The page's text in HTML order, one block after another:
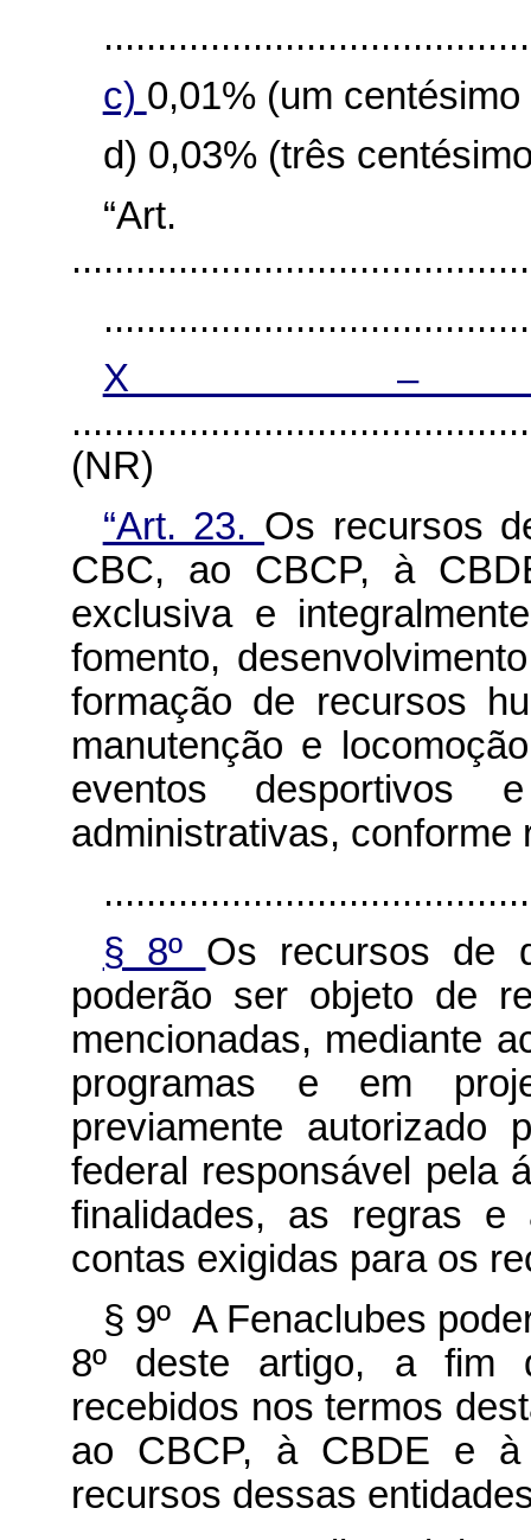
c) 0,01% (um
d) 0,03% (três
X
(NR)
“Art. 23. Os recursos
CBC, ao CBCP, à
exclusiva e
fomento,
formação de recursos
manutenção e
eventos
administrativas, conforme
§ 8º Os recursos
poderão ser objeto de
mencionadas, mediante
programas e em
previamente autorizado
federal responsável pela
finalidades, as regras e
contas exigidas para os
§ 9º A Fenaclubes
8º deste artigo, a fim
recebidos nos termos
ao CBCP, à CBDE e
recursos dessas